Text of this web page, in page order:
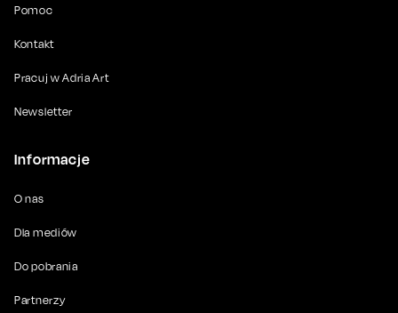
Pomoc
Kontakt
Pracuj w Adria Art
Newsletter
Informacje
O nas
Dla mediów
Do pobrania
Partnerzy